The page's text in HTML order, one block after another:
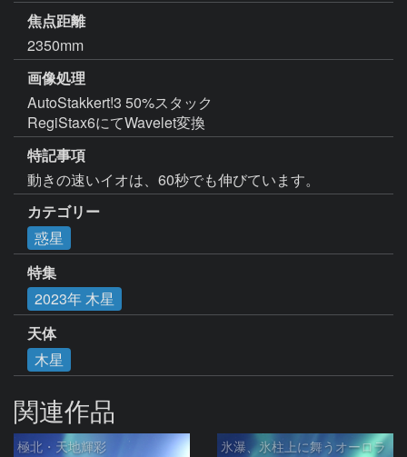
焦点距離
2350mm
画像処理
AutoStakkert!3 50%スタック
RegiStax6にてWavelet変換
特記事項
動きの速いイオは、60秒でも伸びています。
カテゴリー
惑星
特集
2023年 木星
天体
木星
関連作品
極北・天地輝彩 氷瀑、氷柱上に舞うオーロラ